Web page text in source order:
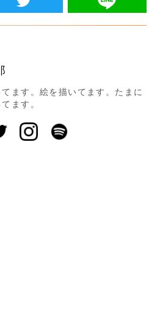
ます。絵を描いてます。たまに
ます。